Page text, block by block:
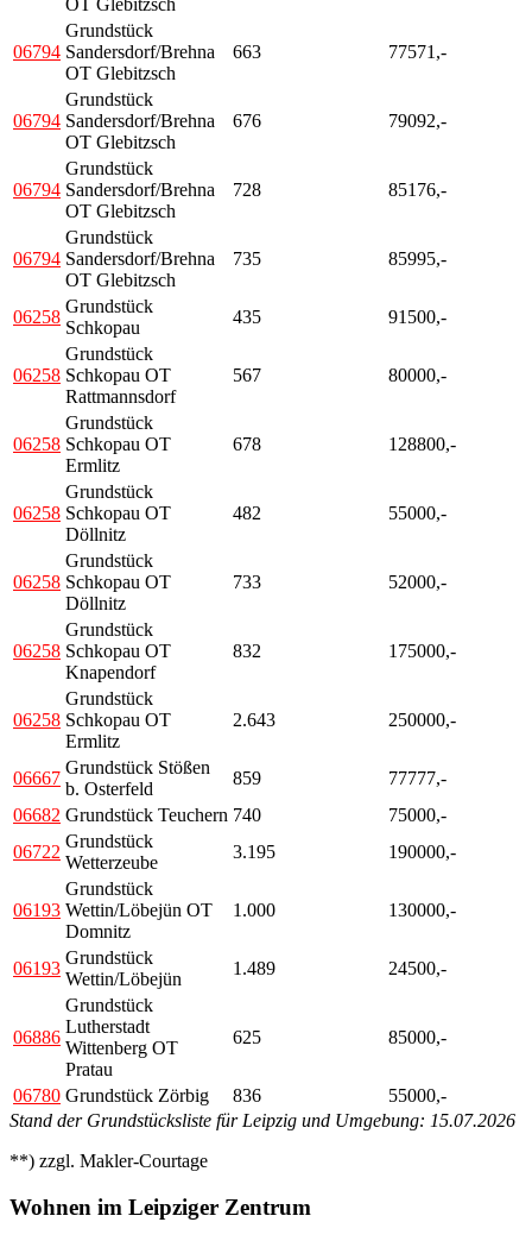
OT Glebitzsch
06794
Grundstück
Sandersdorf/Brehna
OT Glebitzsch
663 77571,-
06794
Grundstück
Sandersdorf/Brehna
OT Glebitzsch
676 79092,-
06794
Grundstück
Sandersdorf/Brehna
OT Glebitzsch
728 85176,-
06794
Grundstück
Sandersdorf/Brehna
OT Glebitzsch
735 85995,-
06258
Grundstück
Schkopau
435 91500,-
06258
Grundstück
Schkopau OT
Rattmannsdorf
567 80000,-
06258
Grundstück
Schkopau OT
Ermlitz
678 128800,-
06258
Grundstück
Schkopau OT
Döllnitz
482 55000,-
06258
Grundstück
Schkopau OT
Döllnitz
733 52000,-
06258
Grundstück
Schkopau OT
Knapendorf
832 175000,-
06258
Grundstück
Schkopau OT
Ermlitz
2.643 250000,-
06667
Grundstück Stößen
b. Osterfeld
859
77777,-
06682 Grundstück Teuchern 740
75000,-
06722
Grundstück
Wetterzeube
3.195 190000,-
06193
Grundstück
Wettin/Löbejün OT
Domnitz
1.000 130000,-
06193
Grundstück
Wettin/Löbejün
1.489 24500,-
06886
Grundstück
Lutherstadt
Wittenberg OT
Pratau
625 85000,-
06780 Grundstück Zörbig 836
55000,-
Stand der Grundstücksliste für Leipzig und Umgebung: 15.07.2026
**) zzgl. Makler-Courtage
Wohnen im Leipziger Zentrum